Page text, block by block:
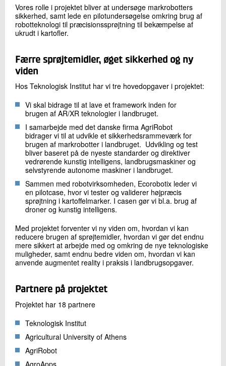
Vores rolle i projektet bliver at undersøge markrobotters
sikkerhed, samt lede en pilotundersøgelse omkring brug af
robotteknologi til præcisionssprøjtning til bekæmpelse af
ukrudt i kartofler.
Færre sprøjtemidler, øget sikkerhed og ny
viden
Hos Teknologisk Institut har vi tre hovedopgaver i projektet:
Vi skal bidrage til at lave et framework inden for
brugen af AR/XR teknologier i landbruget.
I samarbejde med det danske firma AgriRobot
bidrager vi til at udvikle et sikkerhedsrammeværk for
brugen af markrobotter i landbruget. Udvikling og test
bliver baseret på de nyeste standarder og direktiver
vedrørende kunstig intelligens, landbrugsmaskiner og
selvstyrende autonome maskiner i landbruget.
Sammen med robotvirksomheden, Ecorobotix leder vi
en pilotcase, hvor vi tester og validerer højpræcis
sprøjtning i kartoffelmarker. I casen gør vi bl.a. brug af
droner og kunstig intelligens.
Med projektet forventer vi ny viden om, hvordan vi kan
reducere brugen af sprøjtemidler, hvordan vi gør det endnu
mere sikkert at arbejde med og omkring de nye teknologiske
muligheder, samt endnu bedre viden om, hvordan vi kan
anvende augmentet reality i praksis i landbrugsopgaver.
Partnere på projektet
Projektet har 18 partnere
Teknologisk Institut
Agricultural University of Athens
AgriRobot
AgroApps